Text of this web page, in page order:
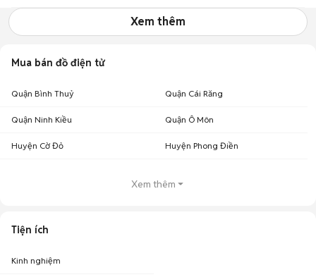
Xem thêm
Mua bán đồ điện tử
Quận Bình Thuỷ Quận Cái Răng
Quận Ninh Kiều Quận Ô Môn
Huyện Cờ Đỏ Huyện Phong Điền
Xem thêm
Tiện ích
Kinh nghiệm